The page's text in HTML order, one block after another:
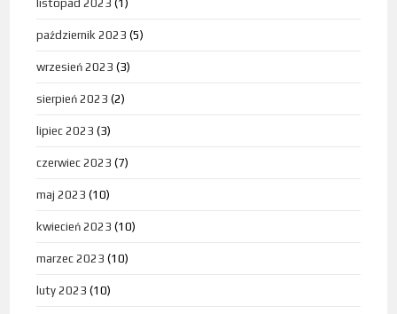
listopad 2023 (1)
październik 2023 (5)
wrzesień 2023 (3)
sierpień 2023 (2)
lipiec 2023 (3)
czerwiec 2023 (7)
maj 2023 (10)
kwiecień 2023 (10)
marzec 2023 (10)
luty 2023 (10)